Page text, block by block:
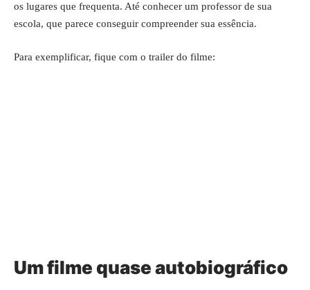
os lugares que frequenta. Até conhecer um professor de sua
escola, que parece conseguir compreender sua essência.
Para exemplificar, fique com o trailer do filme:
Um filme quase autobiográfico